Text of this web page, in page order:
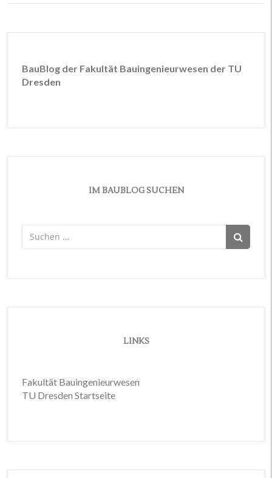
BauBlog der Fakultät Bauingenieurwesen der TU
Dresden
IM BAUBLOG SUCHEN
Suchen
nach:
LINKS
Fakultät Bauingenieurwesen
TU Dresden Startseite